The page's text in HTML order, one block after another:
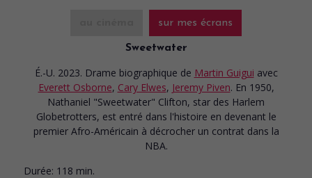
sur mes écrans
Sweetwater
É.-U. 2023. Drame biographique de Martin Guigui avec
Everett Osborne, Cary Elwes, Jeremy Piven. En 1950,
Nathaniel "Sweetwater" Clifton, star des Harlem
Globetrotters, est entré dans l'histoire en devenant le
premier Afro-Américain à décrocher un contrat dans la
NBA.
Durée: 118 min.